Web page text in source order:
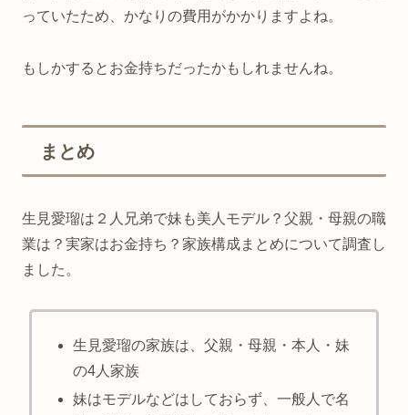
っていたため、かなりの費用がかかりますよね。
もしかするとお金持ちだったかもしれませんね。
まとめ
生見愛瑠は２人兄弟で妹も美人モデル？父親・母親の職
業は？実家はお金持ち？家族構成まとめについて調査し
ました。
生見愛瑠の家族は、父親・母親・本人・妹
の4人家族
妹はモデルなどはしておらず、一般人で名